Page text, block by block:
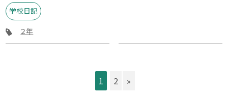
学校日記
２年
1 2 »